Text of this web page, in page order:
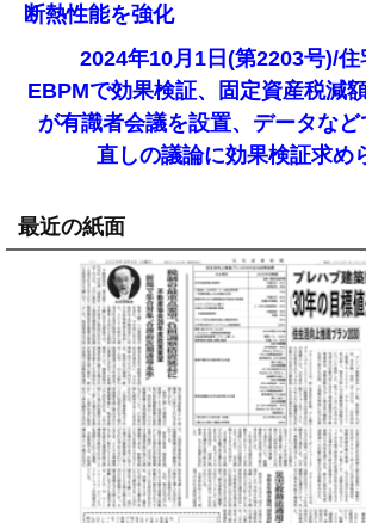
断熱性能を強化
2024年10月1日(第2203号)/
EBPMで効果検証、固定資産税減
が有識者会議を設置、データな
直しの議論に効果検証求め
最近の紙面